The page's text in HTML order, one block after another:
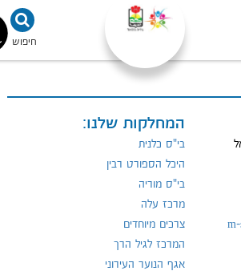
חיפוש
המחלקות שלנו:
בי"ס כלנית
היכל הספורט רבין
בי"ס מוריה
מרכז עלה
צרכים מיוחדים
המרכז לגיל הרך
אגף הנוער העירוני